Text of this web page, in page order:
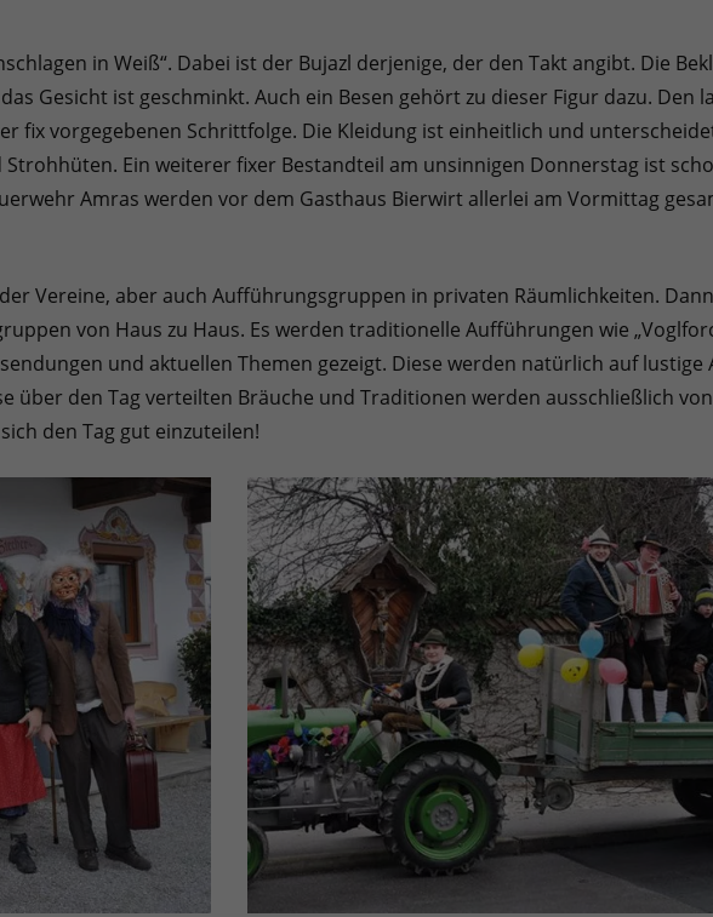
in Weiß“. Dabei ist der Bujazl derjenige, der den Takt angibt. Die
Gesicht ist geschminkt. Auch ein Besen gehört zu dieser Figur dazu. Den
fix vorgegebenen Schrittfolge. Die Kleidung ist einheitlich und
Strohhüten. Ein weiterer fixer Bestandteil am unsinnigen Donnerstag ist
Amras werden vor dem Gasthaus Bierwirt allerlei am Vormittag
Vereine, aber auch Aufführungsgruppen in privaten Räumlichkeiten.
von Haus zu Haus. Es werden traditionelle Aufführungen wie
und aktuellen Themen gezeigt. Diese werden natürlich auf lustige
über den Tag verteilten Bräuche und Traditionen werden ausschließlich
den Tag gut einzuteilen!